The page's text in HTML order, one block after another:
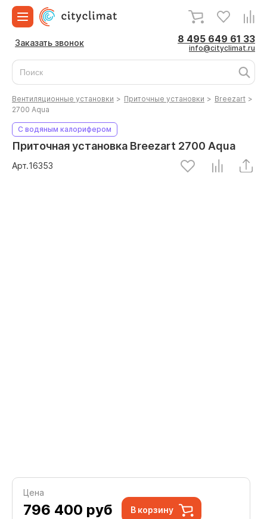
Заказать звонок 8 495 649 61 33
info@cityclimat.ru
Вентиляционные установки > Приточные установки > Breezart >
2700 Aqua
С водяным калорифером
Приточная установка Breezart 2700 Aqua
Арт.16353
Цена
796 400 руб В корзину